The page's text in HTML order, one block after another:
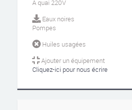
A quai 220V
Eaux noires
Pompes
Huiles usagées
Ajouter un équipement
Cliquez-ici pour nous écrire